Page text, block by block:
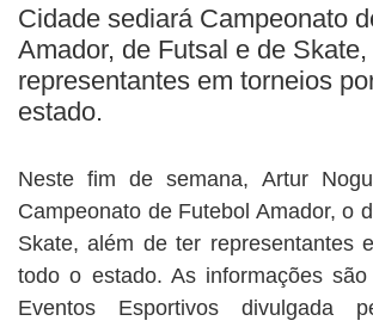
ANUNCIE
Cidade sediará Campeonato
Amador, de Futsal e de
representantes em torneios
estado.
Neste fim de semana, Artur
Campeonato de Futebol Amador, o
Skate, além de ter representantes
todo o estado. As informações
Eventos Esportivos divulgada